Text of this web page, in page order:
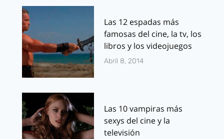
Las 12 espadas más
famosas del cine, la tv, los
libros y los videojuegos
Abril 8, 2014
Las 10 vampiras más
sexys del cine y la
televisión